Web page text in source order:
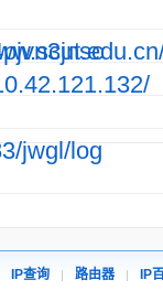
jwgl/log
IP查询 路由器 IP